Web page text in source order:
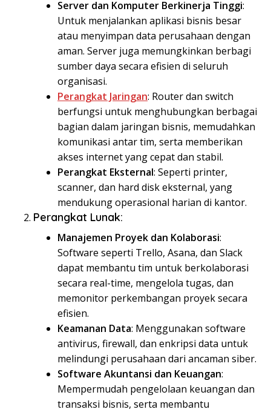
Server dan Komputer Berkinerja Tinggi:
Untuk menjalankan aplikasi bisnis besar
atau menyimpan data perusahaan dengan
aman. Server juga memungkinkan berbagi
sumber daya secara efisien di seluruh
organisasi.
Perangkat Jaringan: Router dan switch
berfungsi untuk menghubungkan berbagai
bagian dalam jaringan bisnis, memudahkan
komunikasi antar tim, serta memberikan
akses internet yang cepat dan stabil.
Perangkat Eksternal: Seperti printer,
scanner, dan hard disk eksternal, yang
mendukung operasional harian di kantor.
Perangkat Lunak:
Manajemen Proyek dan Kolaborasi:
Software seperti Trello, Asana, dan Slack
dapat membantu tim untuk berkolaborasi
secara real-time, mengelola tugas, dan
memonitor perkembangan proyek secara
efisien.
Keamanan Data: Menggunakan software
antivirus, firewall, dan enkripsi data untuk
melindungi perusahaan dari ancaman siber.
Software Akuntansi dan Keuangan:
Mempermudah pengelolaan keuangan dan
transaksi bisnis, serta membantu